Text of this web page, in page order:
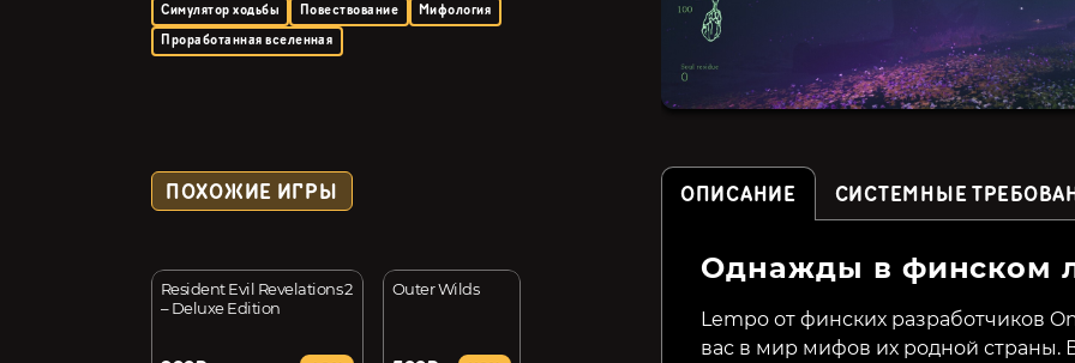
Симулятор ходьбы
Повествование
Мифология
Проработанная вселенная
ПОХОЖИЕ ИГРЫ
Resident Evil Revelations 2
– Deluxe Edition
Outer Wilds Acanthoceras
ОПИСАНИЕ СИСТЕМНЫЕ
Однажды в финском
Lempo от финских разработчиков
вас в мир мифов их родной